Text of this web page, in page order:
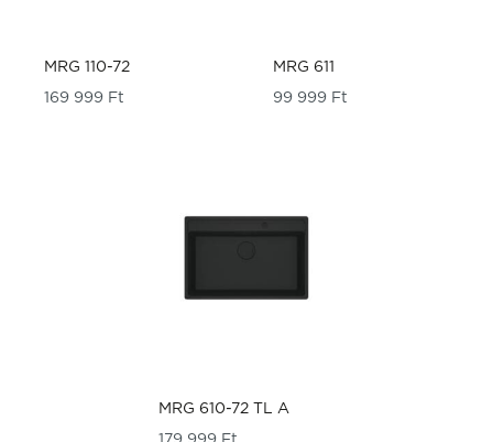
MRG 110-72
169 999 Ft
MRG 611
99 999 Ft
MRG 610-72 TL A